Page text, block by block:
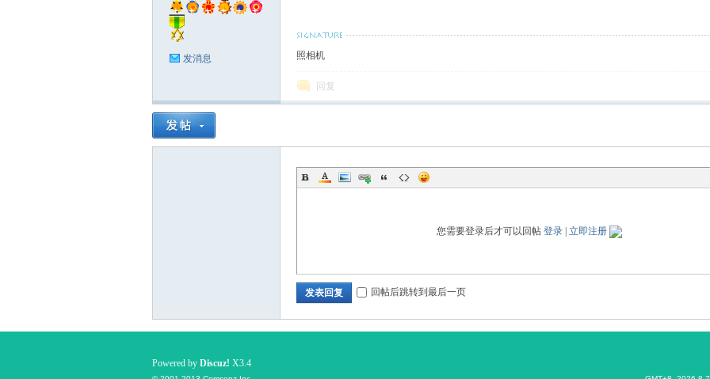
发消息 照相机
回复
您需要登录后才可以回帖 登录| 立即注册
发表回复 回帖后跳转到最后一页
Powered by Discuz! X3.4